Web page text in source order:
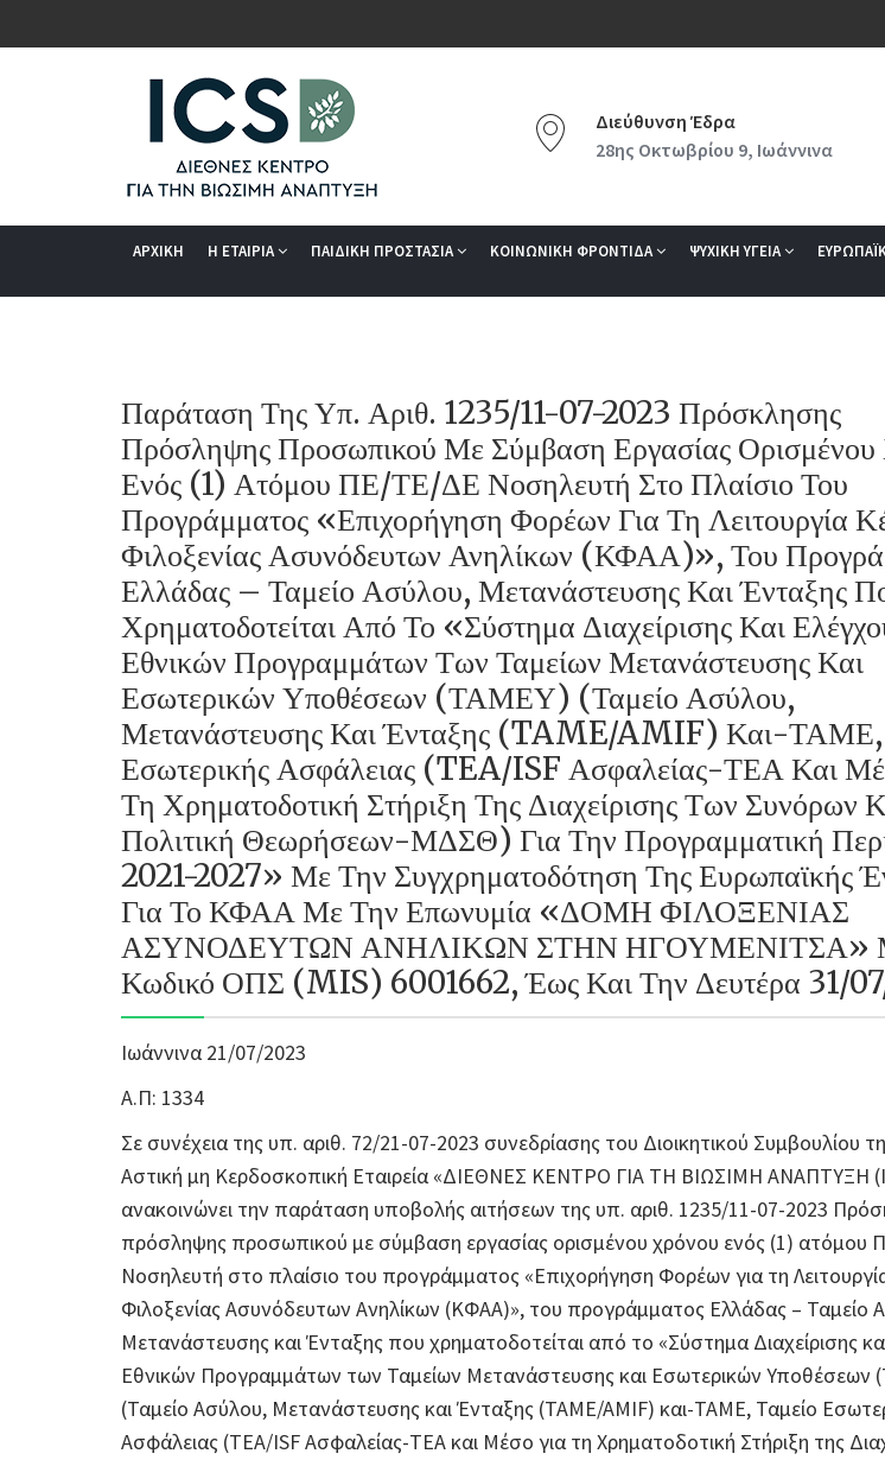
Διεύθυνση Έδρα
28ης Οκτωβρίου 9, Ιωάννινα
ΑΡΧΙΚΗ Η ΕΤΑΙΡΙΑ ΠΑΙΔΙΚΗ ΠΡΟΣΤΑΣΙΑ ΚΟΙΝΩΝΙΚΗ ΦΡΟΝΤΙΔΑ ΨΥΧΙΚΗ ΥΓΕΙΑ
Παράταση Της Υπ. Αριθ. 1235/11-07-2023 Πρόσκλησης
Πρόσληψης Προσωπικού Με Σύμβαση Εργασίας
Ενός (1) Ατόμου ΠΕ/ΤΕ/ΔΕ Νοσηλευτή Στο Πλαίσιο Του
Προγράμματος «Επιχορήγηση Φορέων Για Τη Λειτουργία
Φιλοξενίας Ασυνόδευτων Ανηλίκων (ΚΦΑΑ)», Του
Ελλάδας – Ταμείο Ασύλου, Μετανάστευσης Και Ένταξης
Χρηματοδοτείται Από Το «Σύστημα Διαχείρισης Και
Εθνικών Προγραμμάτων Των Ταμείων Μετανάστευσης Και
Εσωτερικών Υποθέσεων (ΤΑΜΕΥ) (Ταμείο Ασύλου,
Μετανάστευσης Και Ένταξης (TAME/AMIF) Και-ΤΑΜΕ,
Εσωτερικής Ασφάλειας (TEA/ISF Ασφαλείας-ΤΕΑ Και
Τη Χρηματοδοτική Στήριξη Της Διαχείρισης Των Συνόρων
Πολιτική Θεωρήσεων-ΜΔΣΘ) Για Την Προγραμματική
2021-2027» Με Την Συγχρηματοδότηση Της Ευρωπαϊκής
Για Το ΚΦΑΑ Με Την Επωνυμία «ΔΟΜΗ ΦΙΛΟΞΕΝΙΑΣ
ΑΣΥΝΟΔΕΥΤΩΝ ΑΝΗΛΙΚΩΝ ΣΤΗΝ ΗΓΟΥΜΕΝΙΤΣΑ»
Κωδικό ΟΠΣ (MIS) 6001662, Έως Και Την Δευτέρα 31/
Ιωάννινα 21/07/2023
Α.Π: 1334
Σε συνέχεια της υπ. αριθ. 72/21-07-2023 συνεδρίασης του Διοικητικού Συμβουλίου
Αστική μη Κερδοσκοπική Εταιρεία «ΔΙΕΘΝΕΣ ΚΕΝΤΡΟ ΓΙΑ ΤΗ ΒΙΩΣΙΜΗ ΑΝΑΠΤΥΞΗ
ανακοινώνει την παράταση υποβολής αιτήσεων της υπ. αριθ. 1235/11-07-2023
πρόσληψης προσωπικού με σύμβαση εργασίας ορισμένου χρόνου ενός (1) ατόμου
Νοσηλευτή στο πλαίσιο του προγράμματος «Επιχορήγηση Φορέων για τη
Φιλοξενίας Ασυνόδευτων Ανηλίκων (ΚΦΑΑ)», του προγράμματος Ελλάδας – Ταμείο
Μετανάστευσης και Ένταξης που χρηματοδοτείται από το «Σύστημα Διαχείρισης
Εθνικών Προγραμμάτων των Ταμείων Μετανάστευσης και Εσωτερικών Υποθέσεων
(Ταμείο Ασύλου, Μετανάστευσης και Ένταξης (TAME/AMIF) και-ΤΑΜΕ, Ταμείο
Ασφάλειας (TEA/ISF Ασφαλείας-ΤΕΑ και Μέσο για τη Χρηματοδοτική Στήριξη της